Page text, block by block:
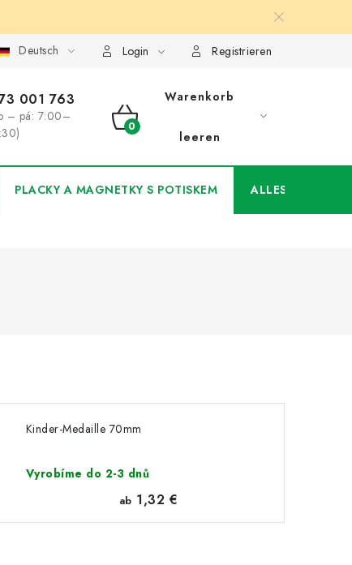
Großhandel Meine Bestellung
Deutsch Login Registrieren
001 763
– pá: 7:00–
WARENKORB
Warenkorb
leeren
PLACKY A MAGNETKY S POTISKEM ALLES FÜR DIE
Kinder-Medaille 70mm
Vyrobíme do 2-3 dnů
ab 1,32 €